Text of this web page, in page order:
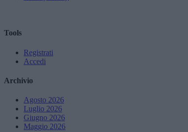
Tools
Registrati
Accedi
Archivio
Agosto 2026
Luglio 2026
Giugno 2026
Maggio 2026